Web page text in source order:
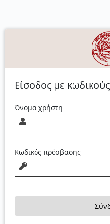
Είσοδος με κωδικούς
Όνομα χρήστη
Κωδικός πρόσβασης